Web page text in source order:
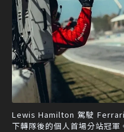
Lewis Hamilton 駕駛
下轉隊後的個人首場分站冠